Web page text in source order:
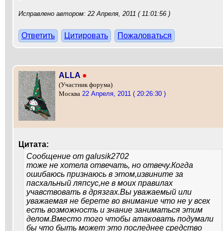
Исправлено автором: 22 Апреля, 2011 ( 11:01:56 )
Ответить Цитировать Пожаловаться
ALLA ●
(Участник форума)
Москва 22 Апреля, 2011 ( 20:26:30 )
Цитата:
Сообщение от galusik2702
тоже не хотела отвечать, но отвечу.Когда
ошибаюсь признаюсь в этом,извините за
пасхальный ляпсус,не в моих правилах
учавствовать в дрязгах.Вы уважаемый или
уважаемая не берете во внимание что не у всех
есть возможность и знание заниматься этим
делом.Вместо того чтобы атаковать подумали
бы что быть может это последнее средство